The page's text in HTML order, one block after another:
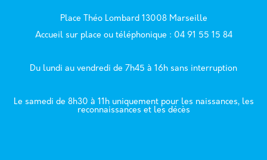
Place Théo Lombard 13008 Marseille
Accueil sur place ou téléphonique : 04 91 55 15 84
Du lundi au vendredi de 7h45 à 16h sans interruption
Le samedi de 8h30 à 11h uniquement pour les naissances, les
reconnaissances et les décès